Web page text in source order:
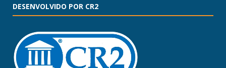
DESENVOLVIDO POR CR2